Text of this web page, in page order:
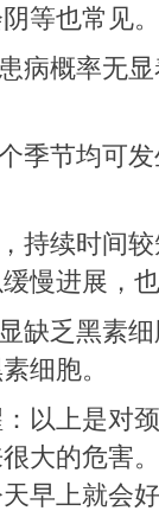
等也常见。
概率无显
节均可发
续时间较
慢进展，
乏黑素细
细胞。
上是对颈
大的危害
早上就会